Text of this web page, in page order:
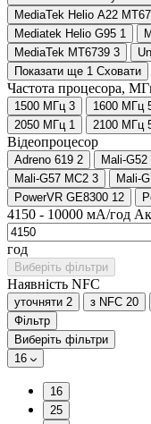
MediaTek Helio A22
Mediatek Helio G95 1
MediaTek MT6739 3
Показати ще 1 Сховати
Частота процесора,
1500 МГц 3 1600 МГц
2050 МГц 1 2100 МГц
Відеопроцесор
Adreno 619 2 Mali-G52
Mali-G57 MC2 3 Mali-
PowerVR GE8300 12
4150 - 10000 мА/год
год
Виберіть фільтри
Наявність NFC
уточняти 2 з NFC 20
Фільтр
Виберіть фільтри
16
16
25